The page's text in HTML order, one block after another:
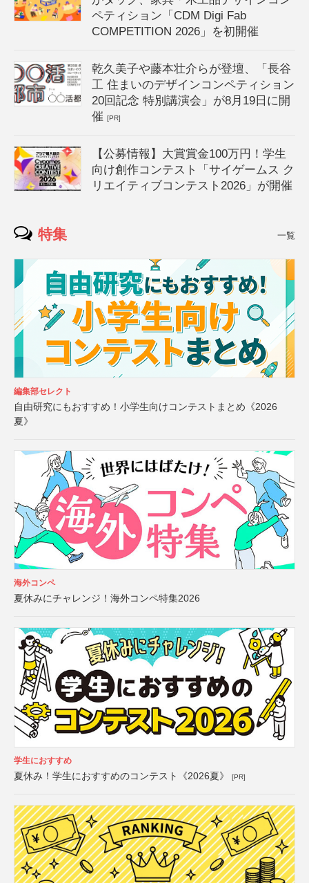
ペティション「CDM Digi Fab
COMPETITION 2026」を初開催
乾久美子や藤本壮介らが登壇、「長谷
工 住まいのデザインコンペティション
20回記念 特別講演会」が8月19日に開
催[PR]
【公募情報】大賞賞金100万円！学生
向け創作コンテスト「サイゲームス ク
リエイティブコンテスト2026」が開催
特集 一覧
編集部セレクト
自由研究にもおすすめ！小学生向けコンテストまとめ《2026
夏》
海外コンペ
夏休みにチャレンジ！海外コンペ特集2026
学生におすすめ
夏休み！学生におすすめのコンテスト《2026夏》 [PR]